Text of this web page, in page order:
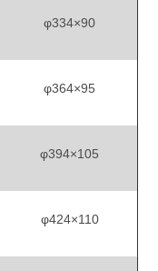
φ334×90
φ364×95
φ394×105
φ424×110